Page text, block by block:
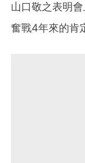
山口敬之表明
奮戰4年來的肯